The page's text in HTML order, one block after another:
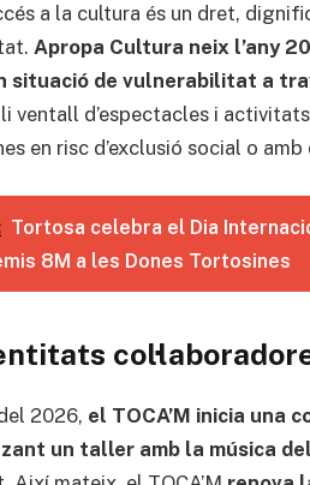
a la cultura és un dret,
Apropa Cultura neix l’any
situació de vulnerabilitat a
ventall d’espectacles i
en risc d’exclusió social o
Tortosa celebra el Dia
8M a les Dones Tortosines
2026, el TOCA’M inicia una
un taller amb la música